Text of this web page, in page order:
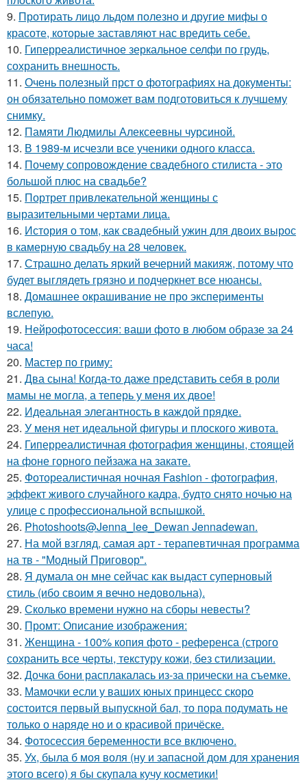
9. Протирать лицо льдом полезно и другие мифы о
красоте, которые заставляют нас вредить себе.
10. Гиперреалистичное зеркальное селфи по грудь,
сохранить внешность.
11. Очень полезный прст о фотографиях на документы:
он обязательно поможет вам подготовиться к лучшему
снимку.
12. Памяти Людмилы Алексеевны чурсиной.
13. В 1989-м исчезли все ученики одного класса.
14. Почему сопровождение свадебного стилиста - это
большой плюс на свадьбе?
15. Портрет привлекательной женщины с
выразительными чертами лица.
16. История о том, как свадебный ужин для двоих вырос
в камерную свадьбу на 28 человек.
17. Страшно делать яркий вечерний макияж, потому что
будет выглядеть грязно и подчеркнет все нюансы.
18. Домашнее окрашивание не про эксперименты
вслепую.
19. Нейрофотосессия: ваши фото в любом образе за 24
часа!
20. Мастер по гриму:
21. Два сына! Когда-то даже представить себя в роли
мамы не могла, а теперь у меня их двое!
22. Идеальная элегантность в каждой прядке.
23. У меня нет идеальной фигуры и плоского живота.
24. Гиперреалистичная фотография женщины, стоящей
на фоне горного пейзажа на закате.
25. Фотореалистичная ночная Fashion - фотография,
эффект живого случайного кадра, будто снято ночью на
улице с профессиональной вспышкой.
26. Photoshoots@Jenna_lee_Dewan Jennadewan.
27. На мой взгляд, самая арт - терапевтичная программа
на тв - "Модный Приговор".
28. Я думала он мне сейчас как выдаст суперновый
стиль (ибо своим я вечно недовольна).
29. Сколько времени нужно на сборы невесты?
30. Промт: Описание изображения:
31. Женщина - 100% копия фото - референса (строго
сохранить все черты, текстуру кожи, без стилизации.
32. Дочка бони расплакалась из-за прически на съемке.
33. Мамочки если у ваших юных принцесс скоро
состоится первый выпускной бал, то пора подумать не
только о наряде но и о красивой причёске.
34. Фотосессия беременности все включено.
35. Ух, была б моя воля (ну и запасной дом для хранения
этого всего) я бы скупала кучу косметики!